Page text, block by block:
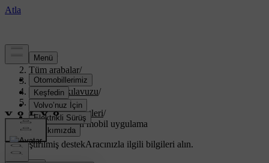
Destek
Tüm arabalar/
XC70 2016/
Kullanıcı kılavuzu/
Volvo On Call/
Konfor hizmetleri/
Volvo On Call mobil uygulama
Özelleştirilmiş destekAracınızla ilgili bilgileri alın.